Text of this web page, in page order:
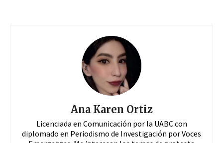
Ana Karen Ortiz
Licenciada en Comunicación por la UABC con
diplomado en Periodismo de Investigación por Voces